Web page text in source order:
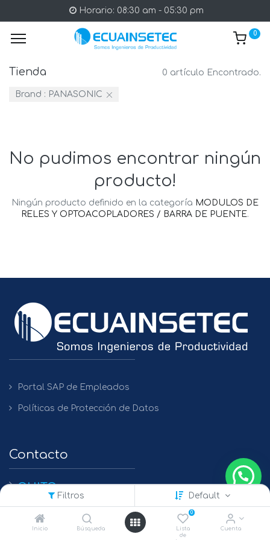
Filtros Default
Inicio Búsqueda
0
Lista
de
Cuenta
Horario: 08:30 am - 05:30 pm
0
Tienda 0 artículo Encontrado.
Brand : PANASONIC
No pudimos encontrar ningún
producto!
Ningún producto definido en la categoría MODULOS DE
RELES Y OPTOACOPLADORES / BARRA DE PUENTE.
Portal SAP de Empleados
Políticas de Protección de Datos
Contacto
QUITO
+(593) 2 450475 / 2269 148 / 2261 979
GUAYAQUIL